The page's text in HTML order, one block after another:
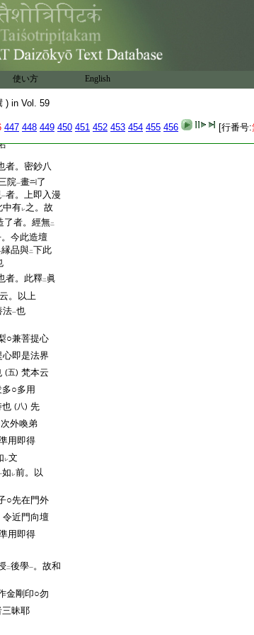
使い方 English
) in Vol. 59
447 448 449 450 451 452 453 454 455 456 [行番号:
此釋
夜叉方
。北方作 二
花色一○若置
。鉢孕瞿花者。
者。此釋龍
十云若但
者。密鈔八
院一畫
了
一者。上即入漫
中有レ之。故
了者。經無二
今此造壇
品與二下此
者。此釋二 眞
。以上
法一也
○兼菩提心
心即是法界
(五) 梵本云
○多用
也 (八) 先
次外喚弟
用即得
レ文
如 レ前。以
○先在門外
令近門向壇
用即得
二後學一。故和
金剛印○勿
昧耶